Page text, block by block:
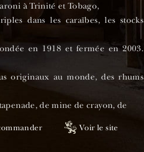
à Trinité et Tobago,
dans les caraïbes, les stocks
en 1918 et fermée en 2003.
originaux au monde, des rhums
de mine de crayon, de
Voir le site